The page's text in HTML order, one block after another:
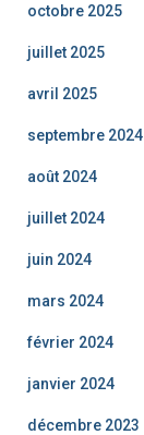
octobre 2025
juillet 2025
avril 2025
septembre 2024
août 2024
juillet 2024
juin 2024
mars 2024
février 2024
janvier 2024
décembre 2023